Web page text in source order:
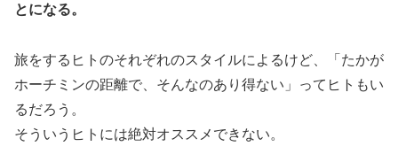
とになる。
旅をするヒトのそれぞれのスタイルによるけど、「たかが
ホーチミンの距離で、そんなのあり得ない」ってヒトもい
るだろう。
そういうヒトには絶対オススメできない。